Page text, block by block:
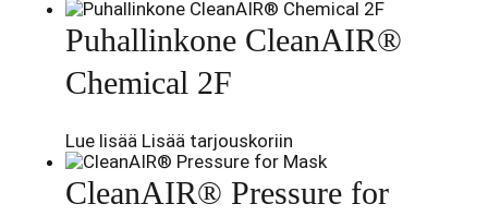
Puhallinkone CleanAIR®
Chemical 2F
Lue lisää Lisää tarjouskoriin
CleanAIR® Pressure for